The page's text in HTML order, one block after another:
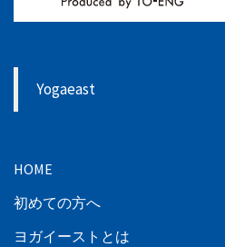
Yogaeast
HOME
初めての方へ
ヨガイーストとは